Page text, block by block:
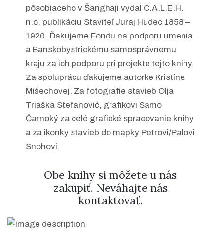
pôsobiaceho v Šanghaji vydal C.A.L.E.H.
n.o. publikáciu Staviteľ Juraj Hudec 1858 –
1920. Ďakujeme Fondu na podporu umenia
a Banskobystrickému samosprávnemu
kraju za ich podporu pri projekte tejto knihy.
Za spoluprácu ďakujeme autorke Kristíne
Mišechovej. Za fotografie stavieb Olja
Triaška Stefanović, grafikovi Samo
Čarnoký za celé grafické spracovanie knihy
a za ikonky stavieb do mapky Petrovi/Palovi
Snohovi.
Obe knihy si môžete u nás
zakúpiť. Neváhajte nás
kontaktovať.